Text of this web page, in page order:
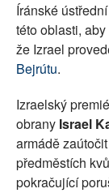
Íránské
této oblasti,
že Izrael
Bejrútu.
Izraelský
obrany Israel
armádě
předměstích
pokračující